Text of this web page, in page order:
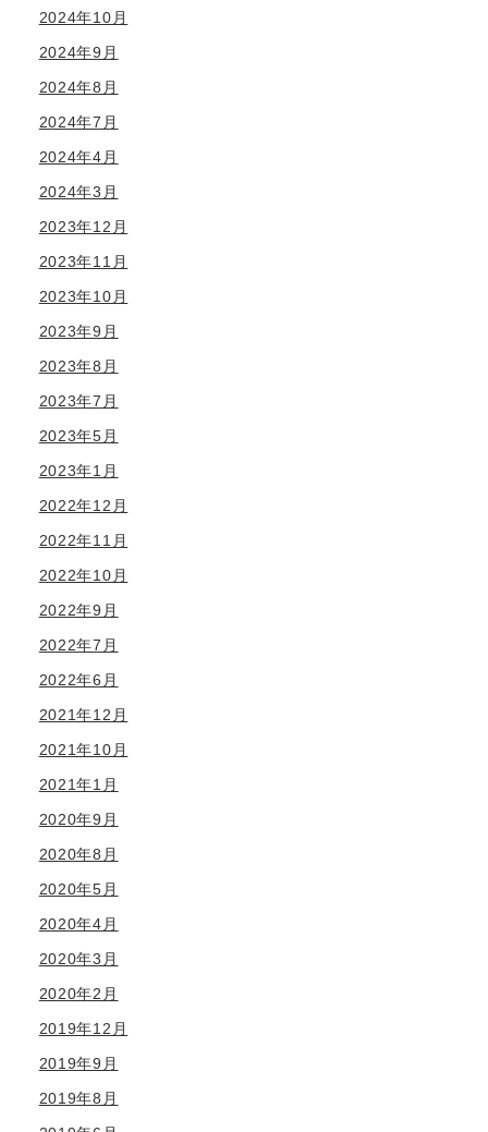
2024年10月
2024年9月
2024年8月
2024年7月
2024年4月
2024年3月
2023年12月
2023年11月
2023年10月
2023年9月
2023年8月
2023年7月
2023年5月
2023年1月
2022年12月
2022年11月
2022年10月
2022年9月
2022年7月
2022年6月
2021年12月
2021年10月
2021年1月
2020年9月
2020年8月
2020年5月
2020年4月
2020年3月
2020年2月
2019年12月
2019年9月
2019年8月